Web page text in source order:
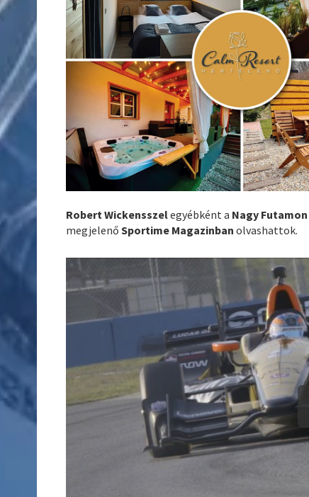
Robert Wickensszelegyébként a Nagy Futamon
megjelenőSportime Magazinban olvashattok.